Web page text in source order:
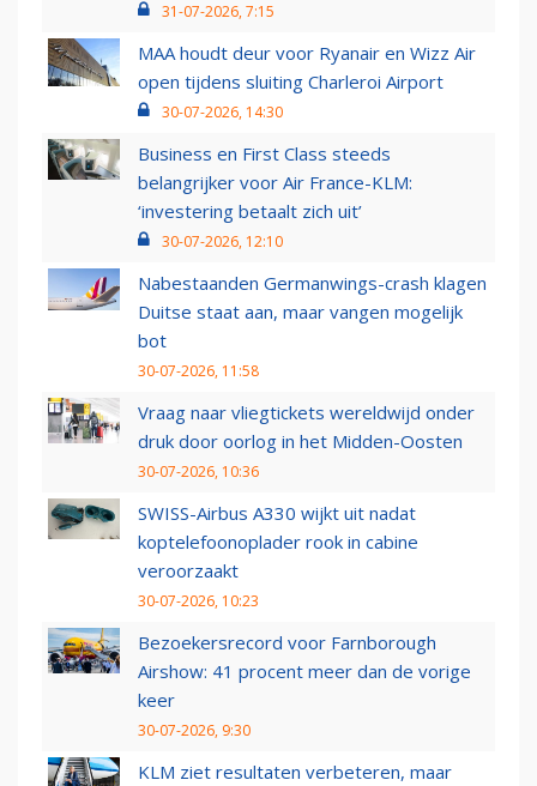
31-07-2026, 7:15
MAA houdt deur voor Ryanair en Wizz Air
open tijdens sluiting Charleroi Airport
30-07-2026, 14:30
Business en First Class steeds
belangrijker voor Air France-KLM:
‘investering betaalt zich uit’
30-07-2026, 12:10
Nabestaanden Germanwings-crash klagen
Duitse staat aan, maar vangen mogelijk
bot
30-07-2026, 11:58
Vraag naar vliegtickets wereldwijd onder
druk door oorlog in het Midden-Oosten
30-07-2026, 10:36
SWISS-Airbus A330 wijkt uit nadat
koptelefoonoplader rook in cabine
veroorzaakt
30-07-2026, 10:23
Bezoekersrecord voor Farnborough
Airshow: 41 procent meer dan de vorige
keer
30-07-2026, 9:30
KLM ziet resultaten verbeteren, maar